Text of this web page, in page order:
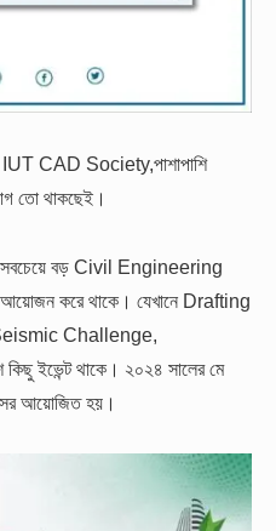
CAD Society,পাশাপাশি
তো থাকছেই।
সবচেয়ে বড় Civil Engineering
করে থাকে। যেখানে Drafting
Challenge,
ইভেন্ট থাকে। ২০২৪ সালের মে
আয়োজিত হয়।